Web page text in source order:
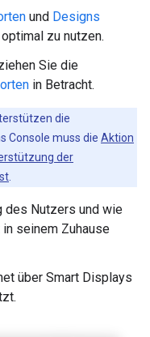
und Designs
zu nutzen.
Sie die
in Betracht.
die
Console muss die Aktion
der
des Nutzers und wie
seinem Zuhause
über Smart Displays